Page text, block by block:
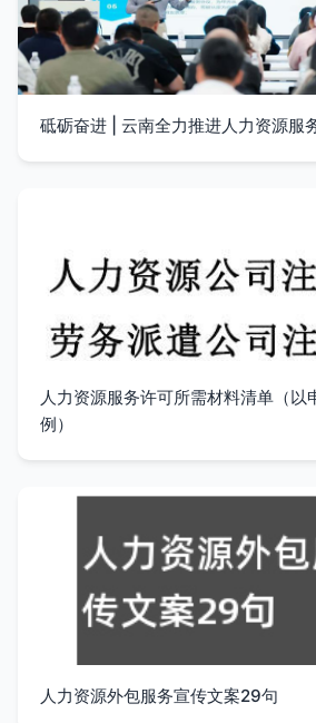
砥砺奋进 | 云南全力推进人力资源服
人力资源服务许可所需材料清单（以
例）
人力资源外包服务宣传文案29句